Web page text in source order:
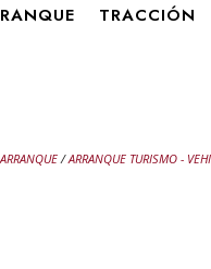
TRACCIÓN
/ARRANQUE TURISMO -